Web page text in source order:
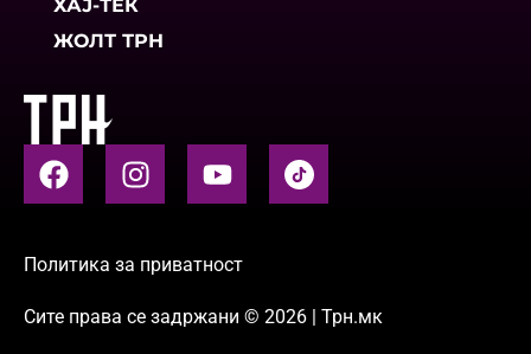
ХАЈ-ТЕК
ЖОЛТ ТРН
Политика за приватност
Сите права се задржани © 2026 | Трн.мк